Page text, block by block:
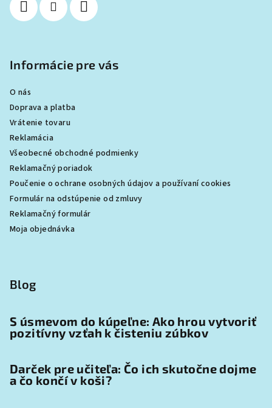
Informácie pre vás
O nás
Doprava a platba
Vrátenie tovaru
Reklamácia
Všeobecné obchodné podmienky
Reklamačný poriadok
Poučenie o ochrane osobných údajov a používaní cookies
Formulár na odstúpenie od zmluvy
Reklamačný formulár
Moja objednávka
Blog
S úsmevom do kúpeľne: Ako hrou vytvoriť
pozitívny vzťah k čisteniu zúbkov
Darček pre učiteľa: Čo ich skutočne dojme
a čo končí v koši?